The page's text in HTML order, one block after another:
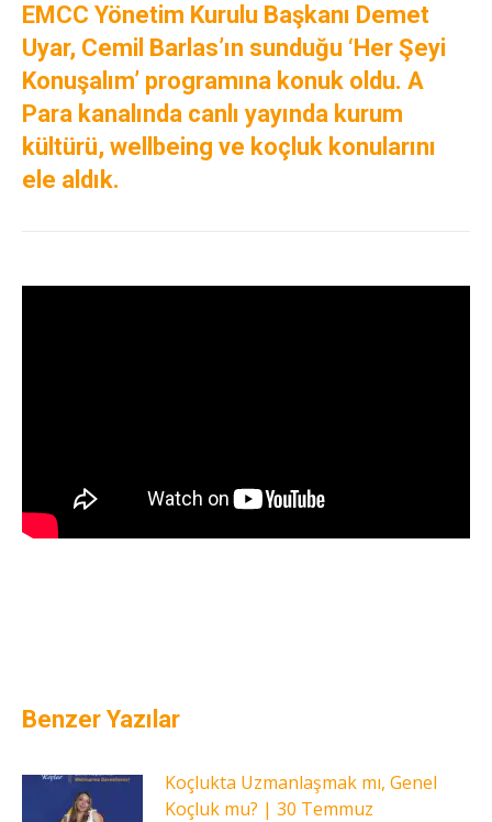
EMCC Yönetim Kurulu Başkanı Demet
Uyar, Cemil Barlas’ın sunduğu ‘Her Şeyi
Konuşalım’ programına konuk oldu. A
Para kanalında canlı yayında kurum
kültürü, wellbeing ve koçluk konularını
ele aldık.
Benzer Yazılar
Koçlukta Uzmanlaşmak mı, Genel
Koçluk mu? | 30 Temmuz